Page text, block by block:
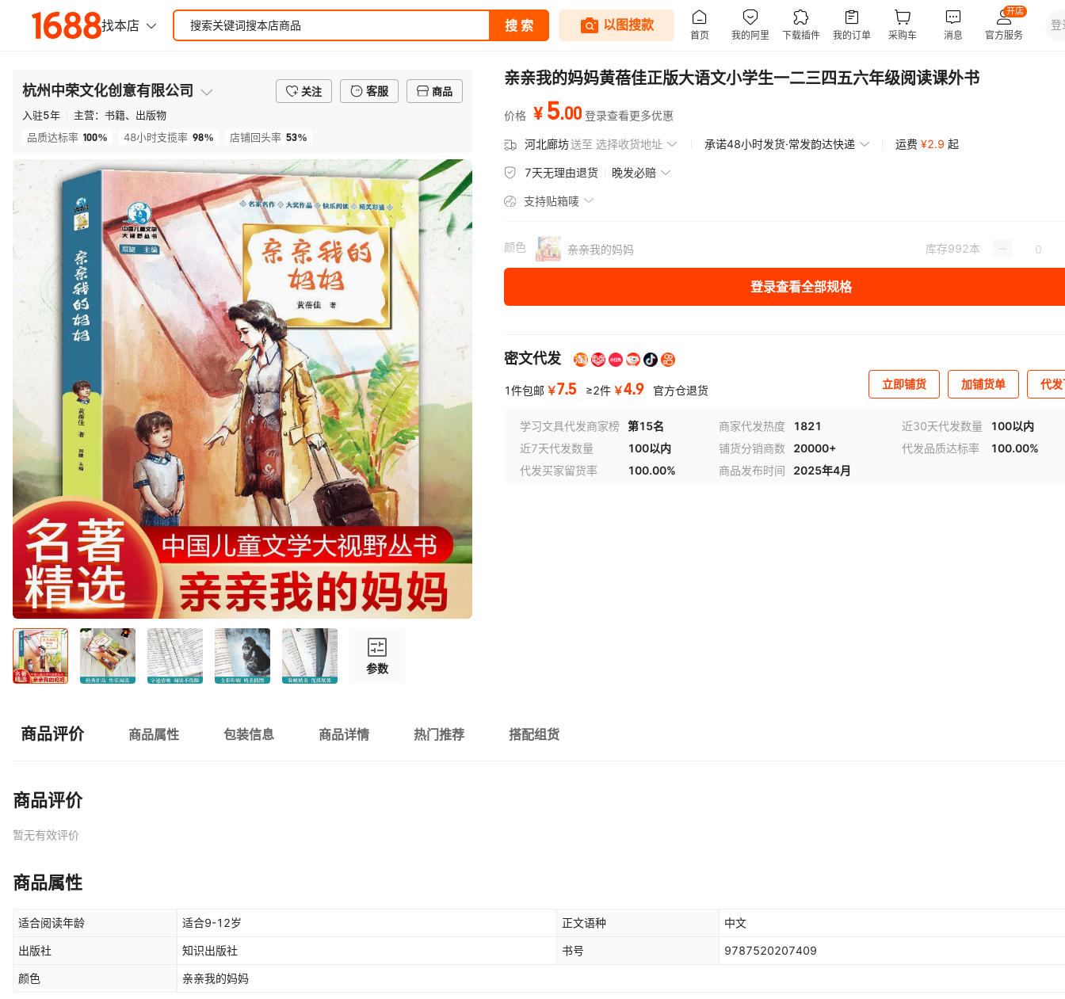
杭州中荣文化创意有限公司 关注 客服
商品
入驻5年 主营： 书籍、出版物
品质达标率 100% 48小时支揽率 98% 店铺回头率 53%
参数
亲亲我的妈妈黄蓓佳正版大语文小学生一二三四五六年级阅读课外书
价格 ¥ 5.00 登录查看更多优惠
河北廊坊送至 选择收货地址 承诺48小时发货·常发韵达快递 运费 ¥2.9 起
7天无理由退货 晚发必赔
支持贴箱唛
颜色 亲亲我的妈妈 库存992本
登录查看全部规格
密文代发
1件包邮 ￥7.5 ≥2件 ￥4.9 官方仓退货 立即铺货 加铺货单 代
学习文具代发商家榜 第15名 商家代发热度 1821 近30天代发数量
100以内
近7天代发数量
100以内 铺货分销商数 20000+ 代发品质达标率
100.00%
代发买家留货率
100.00% 商品发布时间 2025年4月
商品评价 商品属性 包装信息 商品详情 热门推荐 搭配组货
商品评价
暂无有效评价
商品属性
适合阅读年龄 适合9-12岁 正文语种 中文
出版社 知识出版社 书号 9787520207409
颜色 亲亲我的妈妈